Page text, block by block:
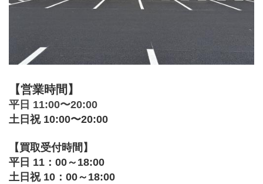
【営業時間】
平日 11:00〜20:00
土日祝 10:00〜20:00
【買取受付時間】
平日 11：00～18:00
土日祝 10：00～18:00